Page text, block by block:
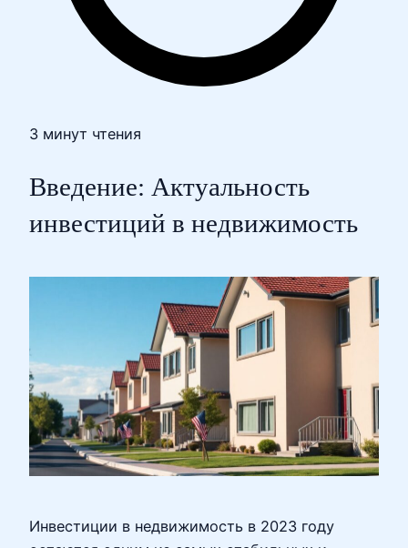
3 минут чтения
Введение: Актуальность
инвестиций в недвижимость
Инвестиции в недвижимость в 2023 году